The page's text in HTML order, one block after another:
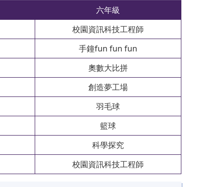
六年級
校園資訊科技工程師
手鐘fun fun fun
奧數大比拼
創造夢工場
羽毛球
籃球
科學探究
校園資訊科技工程師